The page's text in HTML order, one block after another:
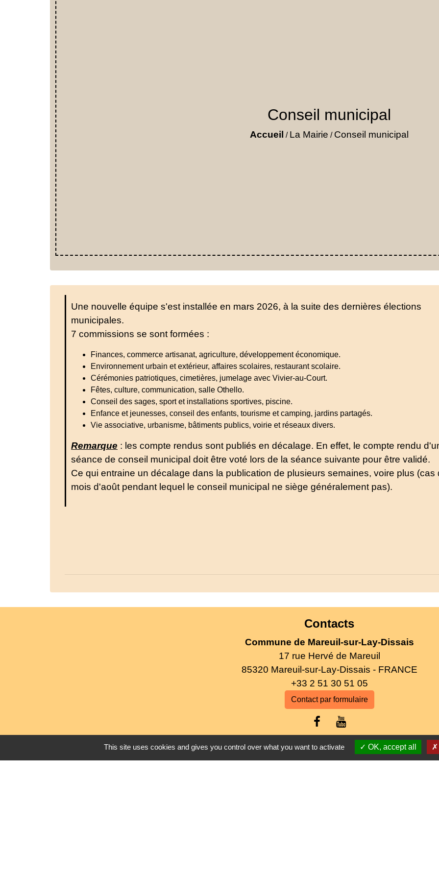
Conseil municipal
Accueil / La Mairie / Conseil municipal
Une nouvelle équipe s'est installée en mars 2026, à la suite des dernières élections
municipales.
7 commissions se sont formées :
Finances, commerce artisanat, agriculture, développement économique.
Environnement urbain et extérieur, affaires scolaires, restaurant scolaire.
Cérémonies patriotiques, cimetières, jumelage avec Vivier-au-Court.
Fêtes, culture, communication, salle Othello.
Conseil des sages, sport et installations sportives, piscine.
Enfance et jeunesses, conseil des enfants, tourisme et camping, jardins partagés.
Vie associative, urbanisme, bâtiments publics, voirie et réseaux divers.
Remarque : les compte rendus sont publiés en décalage. En effet, le compte rendu
séance de conseil municipal doit être voté lors de la séance suivante pour être validé.
Ce qui entraine un décalage dans la publication de plusieurs semaines, voire plus (cas
mois d'août pendant lequel le conseil municipal ne siège généralement pas).
Contacts
Commune de Mareuil-sur-Lay-Dissais
17 rue Hervé de Mareuil
85320 Mareuil-sur-Lay-Dissais - FRANCE
+33 2 51 30 51 05
Contact par formulaire
Liens
This site uses cookies and gives you control over what you want to activate OK, accept all